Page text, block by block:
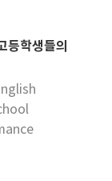
었다.
민감하게
점진적으
도 58.9˚C
만에 최고
만에 초기
하였다. 발
체로 5.2에
cm 깊이
밥의 탄소
등학생들의